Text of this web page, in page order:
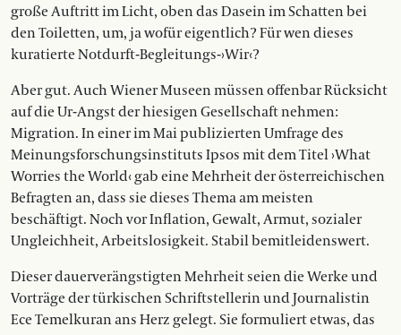
große Auftritt im Licht, oben das Dasein im Schatten bei
den Toiletten, um, ja wofür eigentlich? Für wen dieses
kuratierte Notdurft-Begleitungs-›Wir‹?
Aber gut. Auch Wiener Museen müssen offenbar Rücksicht
auf die Ur-Angst der hiesigen Gesellschaft nehmen:
Migration. In einer im Mai publizierten Umfrage des
Meinungsforschungsinstituts Ipsos mit dem Titel ›What
Worries the World‹ gab eine Mehrheit der österreichischen
Befragten an, dass sie dieses Thema am meisten
beschäftigt. Noch vor Inflation, Gewalt, Armut, sozialer
Ungleichheit, Arbeitslosigkeit. Stabil bemitleidenswert.
Dieser dauerverängstigten Mehrheit seien die Werke und
Vorträge der türkischen Schriftstellerin und Journalistin
Ece Temelkuran ans Herz gelegt. Sie formuliert etwas, das